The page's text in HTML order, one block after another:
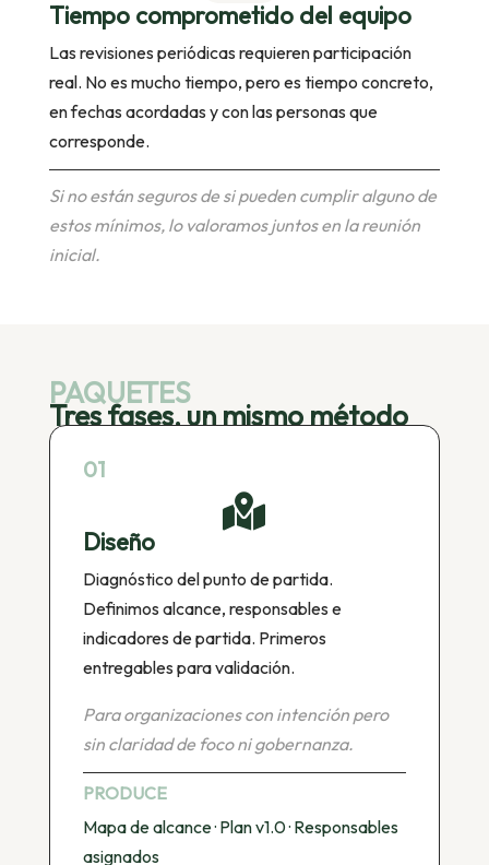
Tiempo comprometido del equipo
Las revisiones periódicas requieren participación
real. No es mucho tiempo, pero es tiempo concreto,
en fechas acordadas y con las personas que
corresponde.
Si no están seguros de si pueden cumplir alguno de
estos mínimos, lo valoramos juntos en la reunión
inicial.
PAQUETES
Tres fases, un mismo método
01

Diseño
Diagnóstico del punto de partida.
Definimos alcance, responsables e
indicadores de partida. Primeros
entregables para validación.
Para organizaciones con intención pero
sin claridad de foco ni gobernanza.
PRODUCE
Mapa de alcance · Plan v1.0 · Responsables
asignados